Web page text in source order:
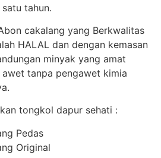
tahun.
cakalang yang Berkwalitas
HALAL dan dengan kemasan
minyak yang amat
tanpa pengawet kimia
tongkol dapur sehati :
Pedas
Original